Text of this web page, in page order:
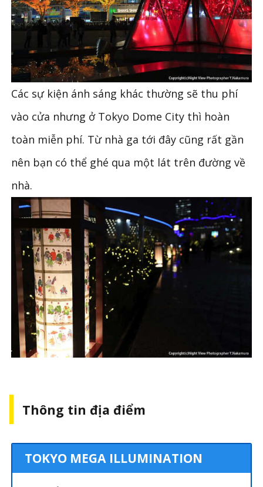
Các sự kiện ánh sáng khác thường sẽ thu phí
vào cửa nhưng ở Tokyo Dome City thì hoàn
toàn miễn phí. Từ nhà ga tới đây cũng rất gần
nên bạn có thể ghé qua một lát trên đường về
nhà.
Thông tin địa điểm
TOKYO MEGA ILLUMINATION